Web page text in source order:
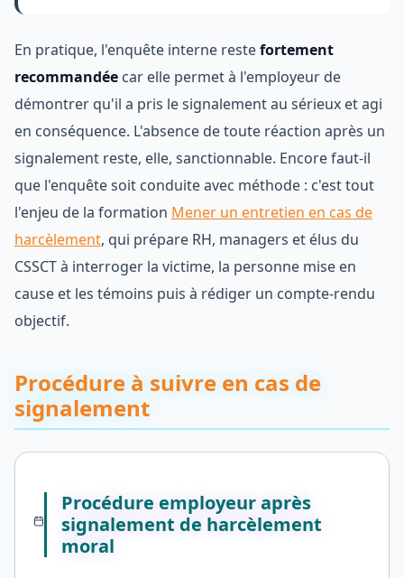
En pratique, l'enquête interne restefortement
recommandée car elle permet à l'employeur de
démontrer qu'il a pris le signalement au sérieux et agi
en conséquence. L'absence de toute réaction après un
signalement reste, elle, sanctionnable. Encore faut-il
que l'enquête soit conduite avec méthode : c'est tout
l'enjeu de la formation Mener un entretien en cas de
harcèlement, qui prépare RH, managers et élus du
CSSCT à interroger la victime, la personne mise en
cause et les témoins puis à rédiger un compte-rendu
objectif.
Procédure à suivre en cas de
signalement
Procédure employeur après
signalement de harcèlement
moral